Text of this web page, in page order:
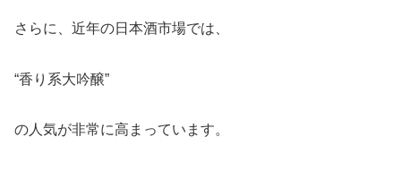
さらに、近年の日本酒市場では、
“香り系大吟醸”
の人気が非常に高まっています。